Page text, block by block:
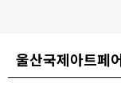
울산국제아트페어